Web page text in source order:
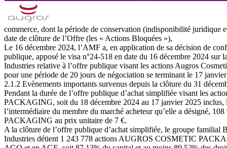
commerce, dont la période de conservation (indisponibilité juridique
date de clôture de l’Offre (les « Actions Bloquées »),
Le 16 décembre 2024, l’AMF a, en application de sa décision de
publique, apposé le visa n°24-518 en date du 16 décembre 2024 sur
Industries relative à l’offre publique visant les actions Augros
pour une période de 20 jours de négociation se terminant le 17
2.1.2 Evènements importants survenus depuis la clôture du 31
Pendant la durée de l’offre publique d’achat simplifiée visant les
PACKAGING, soit du 18 décembre 2024 au 17 janvier 2025 inclus,
l’intermédiaire du membre du marché acheteurqu’elle a désigné, 108
PACKAGING au prix unitaire de 7 €.
A la clôture de l’offre publique d’achat simplifiée, le groupe familial
Industries détient 1 243 778 actions AUGROS COSMETIC